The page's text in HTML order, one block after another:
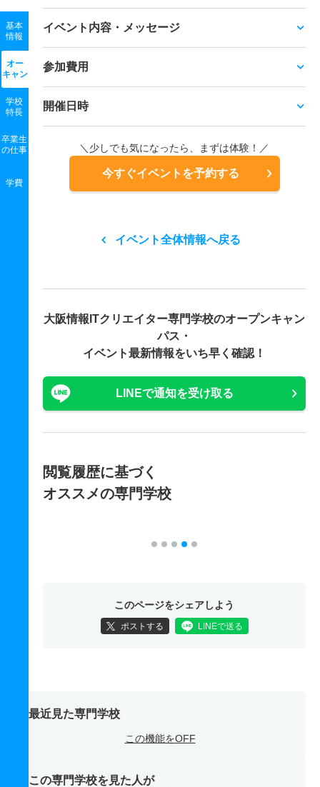
基本
情報
オー
キャン
学校
特長
卒業生
の仕事
学費
イベント内容・メッセージ
参加費用
開催日時
＼少しでも気になったら、まずは体験！／
今すぐイベントを予約する
イベント全体情報へ戻る
大阪情報ITクリエイター専門学校のオープンキャン
パス・
イベント最新情報をいち早く確認！
LINEで通知を受け取る
閲覧履歴に基づく
オススメの専門学校
このページをシェアしよう
ポストする LINEで送る
最近見た専門学校
この機能をOFF
この専門学校を見た人が